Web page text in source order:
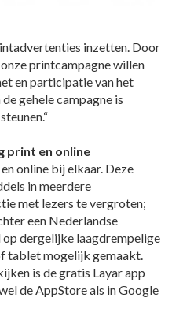
inzetten. Door
printcampagne willen
en participatie van het
gehele campagne is
print en online
online bij elkaar. Deze
in meerdere
met lezers te vergroten;
een Nederlandse
dergelijke laagdrempelige
tablet mogelijk gemaakt.
is de gratis Layar app
de AppStore als in Google